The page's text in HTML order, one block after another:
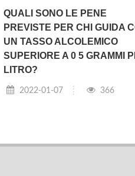
QUALI SONO LE PENE
PREVISTE PER CHI GUIDA
UN TASSO ALCOLEMICO
SUPERIORE A 0 5 GRAMMI
LITRO?
2022-01-07 366